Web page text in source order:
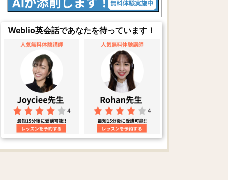
Weblio英会話であなたを待っています！